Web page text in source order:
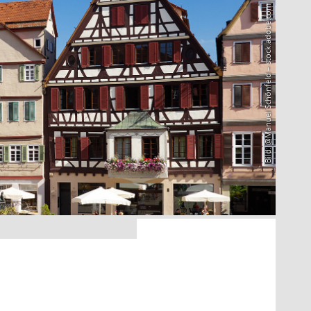
Bild: @Manuel Schönfeld – stock.adobe.com